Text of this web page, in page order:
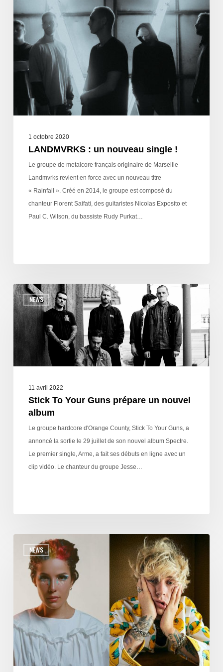
1 octobre 2020
LANDMVRKS : un nouveau single !
Le groupe de metalcore français originaire de Marseille
Landmvrks revient en force avec un nouveau titre
« Rainfall ». Créé en 2014, le groupe est composé du
chanteur Florent Saifati, des guitaristes Nicolas Exposito et
Paul C. Wilson, du bassiste Rudy Purkat…
NEWS
11 avril 2022
Stick To Your Guns prépare un nouvel
album
Le groupe hardcore d'Orange County, Stick To Your Guns, a
annoncé la sortie le 29 juillet de son nouvel album Spectre.
Le premier single, Arme, a fait ses débuts en ligne avec un
clip vidéo. Le chanteur du groupe Jesse…
NEWS